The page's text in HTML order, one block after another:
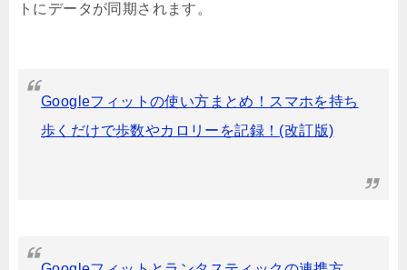
トにデータが同期されます。
Googleフィットの使い方まとめ！スマホを持ち
歩くだけで歩数やカロリーを記録！(改訂版)